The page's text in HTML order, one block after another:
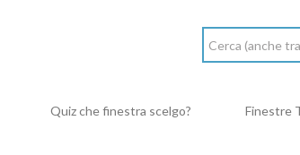
Quiz che finestra scelgo? Finestre